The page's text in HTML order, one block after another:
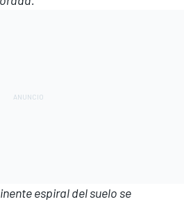
espiral del suelo se